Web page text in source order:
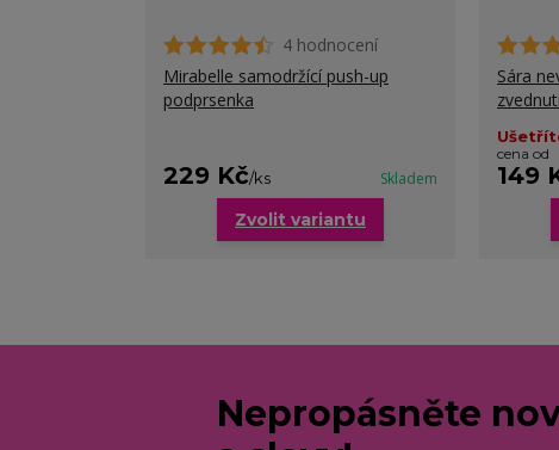
4 hodnocení
Mirabelle samodržící push-up
podprsenka
229 Kč/ks Skladem
Zvolit variantu
Sára
cena od
149
Nepropásněte